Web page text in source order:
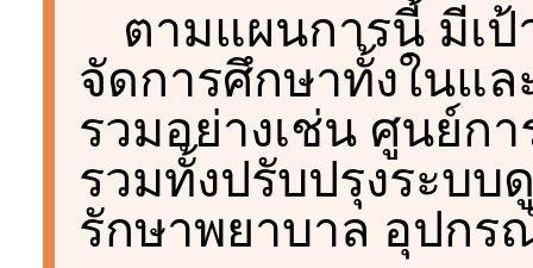
ตามแผนการนี้ มีเ
จัดการศึกษาทั้งในแล
รวมอย่างเช่น ศูนย์ก
รวมทั้งปรับปรุงระบ
รักษาพยาบาล อุปกร